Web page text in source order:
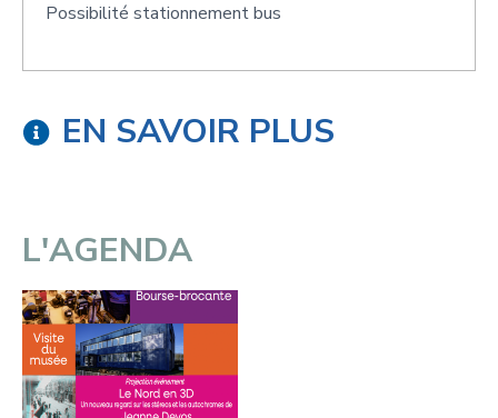
Possibilité stationnement bus
EN SAVOIR PLUS
L'AGENDA